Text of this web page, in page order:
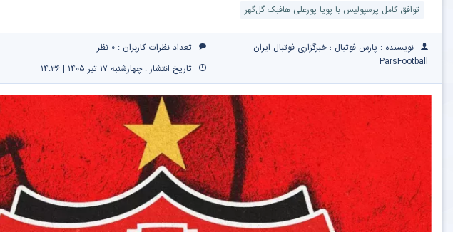
توافق کامل پرسپولیس با پویا پورعلی هافبک گل‌گهر
نویسنده : پارس فوتبال ؛ خبرگزاری فوتبال ایران
ParsFootball
تعداد نظرات کاربران : ۰ نظر
تاریخ انتشار : چهارشنبه ۱۷ تیر ۱۴۰۵ | ۱۴:۳۶